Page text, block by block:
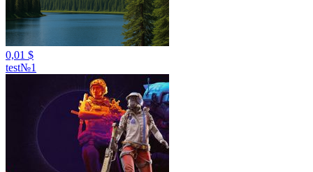
0,01 $
test№1